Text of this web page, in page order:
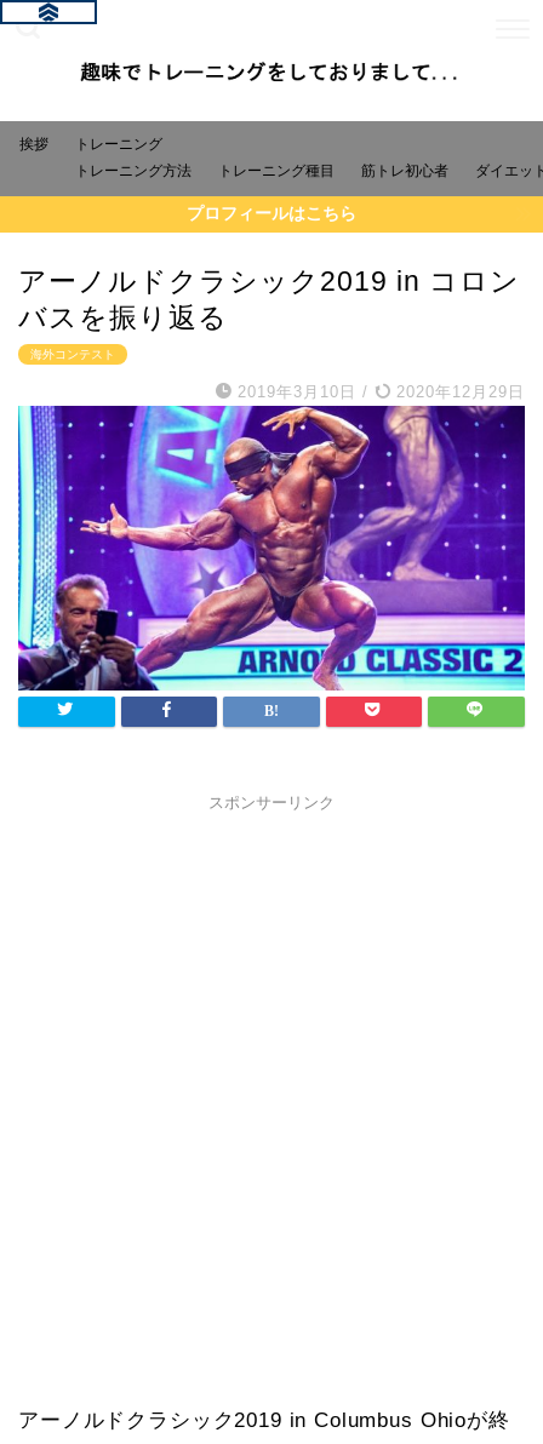
挨拶
トレーニング
トレーニング方法
トレーニング種目 筋トレ初心者 ダイエッ
プロフィールはこちら
アーノルドクラシック2019 in コロン
バスを振り返る
海外コンテスト
2019年3月10日 / 2020年12月29日
スポンサーリンク
アーノルドクラシック2019 in Columbus Ohioが終